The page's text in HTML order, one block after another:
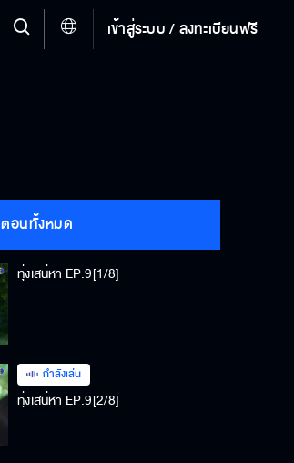
เข้าสู่ระบบ / ลงทะเบียนฟรี
ตอนทั้งหมด
ทุ่งเสน่หา EP.9[1/8]
กำลังเล่น
ทุ่งเสน่หา EP.9[2/8]